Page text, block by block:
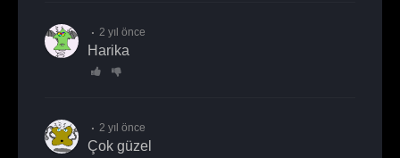
2 yıl önce
Harika
2 yıl önce
çok güzel